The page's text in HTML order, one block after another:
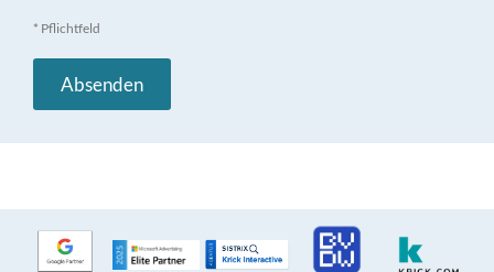
* Pflichtfeld